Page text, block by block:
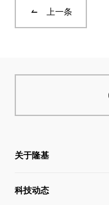
上一条
关于隆基
关于隆基
科技动态